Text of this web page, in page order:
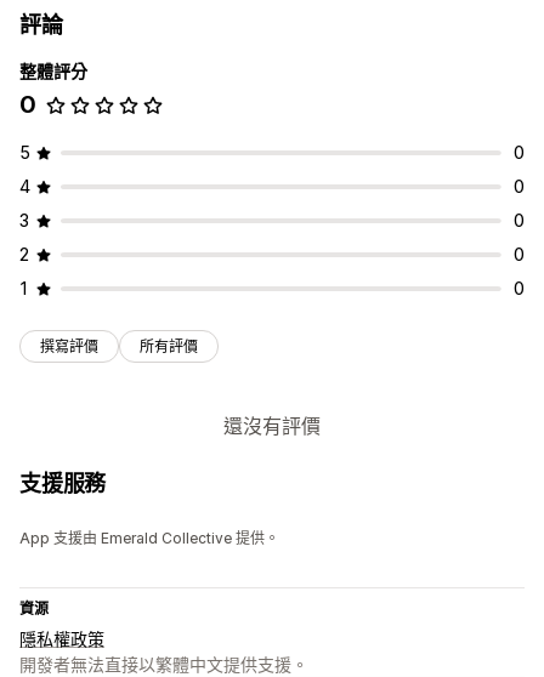
自訂規則
評論
整體評分
0
5
0
4
0
3
0
2
0
1
0
撰寫評價 所有評價
還沒有評價
支援服務
App 支援由 Emerald Collective 提供。
資源
隱私權政策
開發者無法直接以繁體中文提供支援。